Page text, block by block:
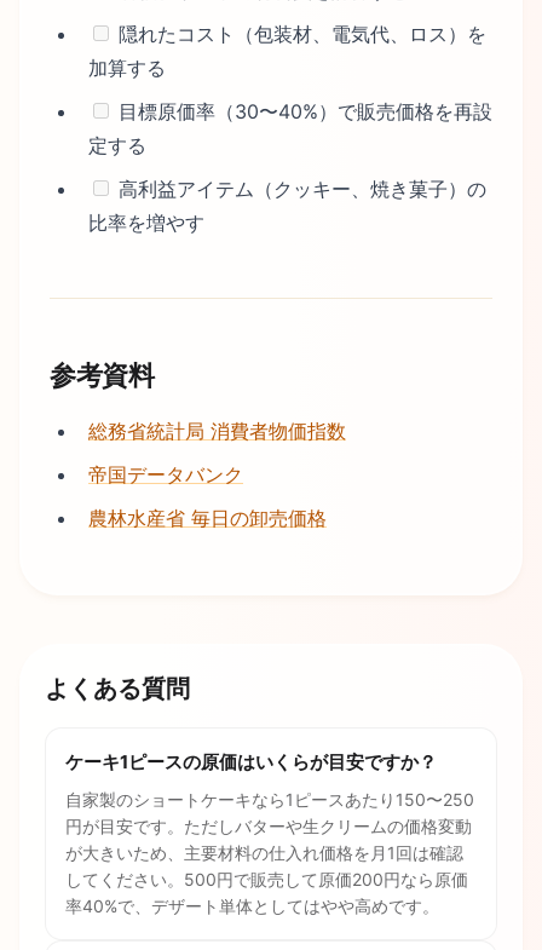
隠れたコスト（包装材、電気代、ロス）を
加算する
目標原価率（30〜40%）で販売価格を再設
定する
高利益アイテム（クッキー、焼き菓子）の
比率を増やす
参考資料
総務省統計局 消費者物価指数
帝国データバンク
農林水産省 毎日の卸売価格
よくある質問
ケーキ1ピースの原価はいくらが目安ですか？
自家製のショートケーキなら1ピースあたり150〜250
円が目安です。ただしバターや生クリームの価格変動
が大きいため、主要材料の仕入れ価格を月1回は確認
してください。500円で販売して原価200円なら原価
率40%で、デザート単体としてはやや高めです。